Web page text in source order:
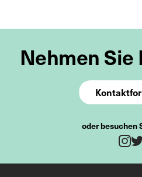
Nehmen Sie
oder besuchen